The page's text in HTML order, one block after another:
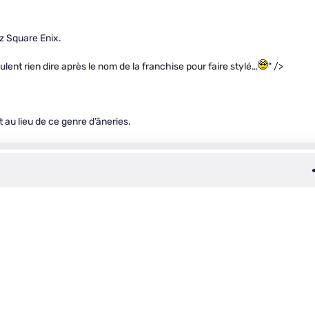
Square Enix.
rien dire après le nom de la franchise pour faire stylé… " />
lieu de ce genre d’âneries.